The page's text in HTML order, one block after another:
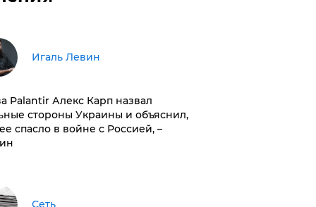
Игаль Левин
Palantir Алекс Карп назвал
стороны Украины и объяснил,
спасло в войне с Россией, –
Сеть